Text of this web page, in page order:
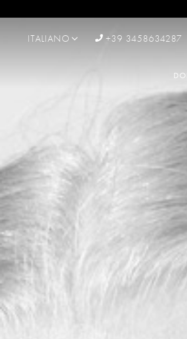
ITALIANO +39 3458634287